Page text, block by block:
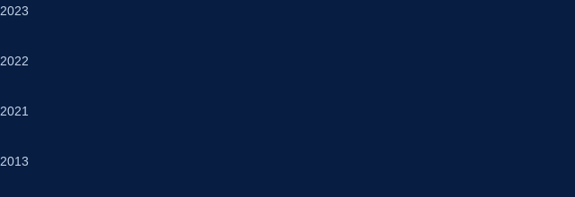
2023
2022
2021
2013